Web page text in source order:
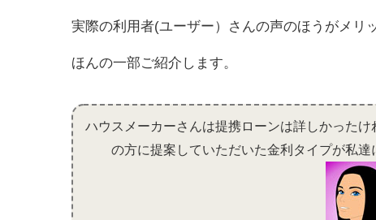
実際の利用者(ユーザー）さんの声のほうがメリ
ほんの一部ご紹介します。
ハウスメーカーさんは提携ローンは詳しかった
の方に提案していただいた金利タイプが私達